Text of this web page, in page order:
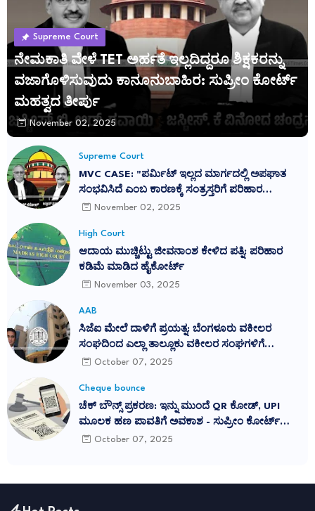
Supreme Court
ನೇಮಕಾತಿ ವೇಳೆ TET ಅರ್ಹತೆ ಇಲ್ಲದಿದ್ದರೂ ಶಿಕ್ಷಕರನ್ನು
ವಜಾಗೊಳಿಸುವುದು ಕಾನೂನುಬಾಹಿರ: ಸುಪ್ರೀಂ ಕೋರ್ಟ್
ಮಹತ್ವದ ತೀರ್ಪು
November 02, 2025
Supreme Court
MVC CASE: "ಪರ್ಮಿಟ್ ಇಲ್ಲದ ಮಾರ್ಗದಲ್ಲಿ ಅಪಘಾತ
ಸಂಭವಿಸಿದೆ ಎಂಬ ಕಾರಣಕ್ಕೆ ಸಂತ್ರಸ್ತರಿಗೆ ಪರಿಹಾರ
ನಿರಾಕರಿಸುವುದು ನ್ಯಾಯವಲ್ಲ": ಕರ್ನಾಟಕ ಹೈಕೋರ್ಟ್
November 02, 2025
High Court
ಆದಾಯ ಮುಚ್ಚಿಟ್ಟು ಜೀವನಾಂಶ ಕೇಳಿದ ಪತ್ನಿ: ಪರಿಹಾರ
ಕಡಿಮೆ ಮಾಡಿದ ಹೈಕೋರ್ಟ್
November 03, 2025
AAB
ಸಿಜೆಐ ಮೇಲೆ ದಾಳಿಗೆ ಪ್ರಯತ್ನ: ಬೆಂಗಳೂರು ವಕೀಲರ
ಸಂಘದಿಂದ ಎಲ್ಲಾ ತಾಲ್ಲೂಕು ವಕೀಲರ ಸಂಘಗಳಿಗೆ
ಪ್ರತಿಭಟನೆಗೆ ಕರೆ
October 07, 2025
Cheque bounce
ಚೆಕ್ ಬೌನ್ಸ್ ಪ್ರಕರಣ: ಇನ್ನು ಮುಂದೆ QR ಕೋಡ್, UPI
ಮೂಲಕ ಹಣ ಪಾವತಿಗೆ ಅವಕಾಶ - ಸುಪ್ರೀಂ ಕೋರ್ಟ್
ಮಹತ್ವದ ನಿರ್ದೇಶನ
October 07, 2025